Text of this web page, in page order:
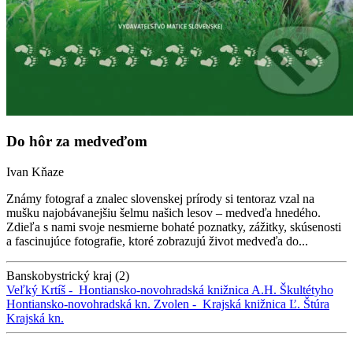
Do hôr za medveďom
Ivan Kňaze
Známy fotograf a znalec slovenskej prírody si tentoraz vzal na
mušku najobávanejšiu šelmu našich lesov – medveďa hnedého.
Zdieľa s nami svoje nesmierne bohaté poznatky, zážitky, skúsenosti
a fascinujúce fotografie, ktoré zobrazujú život medveďa do...
Banskobystrický kraj (2)
Veľký Krtíš - Hontiansko-novohradská knižnica A.H. Škultétyho
Hontiansko-novohradská kn. Zvolen - Krajská knižnica Ľ. Štúra
Krajská kn.